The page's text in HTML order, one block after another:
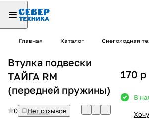
Главная Каталог Снегоходная
Втулка подвески
ТАЙГА RM
(передней пружины)
0 Нет отзывов
170 p
В